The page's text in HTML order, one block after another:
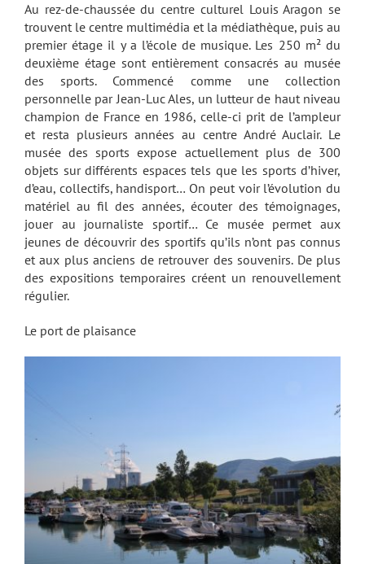
Au rez-de-chaussée du centre culturel Louis Aragon se
trouvent le centre multimédia et la médiathèque, puis au
premier étage il y a l’école de musique. Les 250 m² du
deuxième étage sont entièrement consacrés au musée
des sports. Commencé comme une collection
personnelle par Jean-Luc Ales, un lutteur de haut niveau
champion de France en 1986, celle-ci prit de l’ampleur
et resta plusieurs années au centre André Auclair. Le
musée des sports expose actuellement plus de 300
objets sur différents espaces tels que les sports d’hiver,
d’eau, collectifs, handisport… On peut voir l’évolution du
matériel au fil des années, écouter des témoignages,
jouer au journaliste sportif… Ce musée permet aux
jeunes de découvrir des sportifs qu’ils n’ont pas connus
et aux plus anciens de retrouver des souvenirs. De plus
des expositions temporaires créent un renouvellement
régulier.
Le port de plaisance